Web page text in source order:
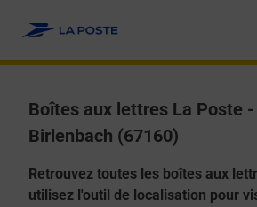
Boîtes aux lettres La Poste
Birlenbach (67160)
Retrouvez toutes les boîtes aux
utilisez l'outil de localisation pour